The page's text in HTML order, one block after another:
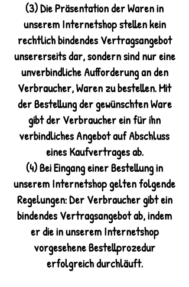
(3) Die Präsentation der Waren in
unserem Internetshop stellen kein
rechtlich bindendes Vertragsangebot
unsererseits dar, sondern sind nur eine
unverbindliche Aufforderung an den
Verbraucher, Waren zu bestellen. Mit
der Bestellung der gewünschten Ware
gibt der Verbraucher ein für ihn
verbindliches Angebot auf Abschluss
eines Kaufvertrages ab.
(4) Bei Eingang einer Bestellung in
unserem Internetshop gelten folgende
Regelungen: Der Verbraucher gibt ein
bindendes Vertragsangebot ab, indem
er die in unserem Internetshop
vorgesehene Bestellprozedur
erfolgreich durchläuft.